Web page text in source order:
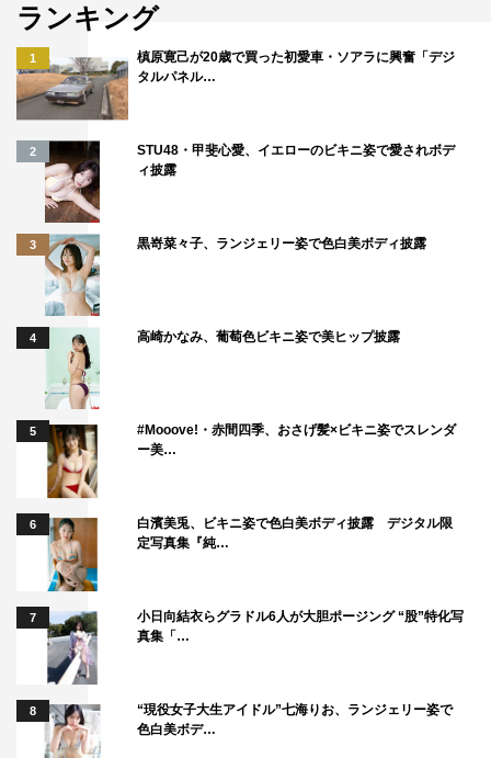
ランキング
1
槙原寛己が20歳で買った初愛車・ソアラに興奮「デジ
タルパネル…
2
STU48・甲斐心愛、イエローのビキニ姿で愛されボデ
ィ披露
3 黒嵜菜々子、ランジェリー姿で色白美ボディ披露
4 高崎かなみ、葡萄色ビキニ姿で美ヒップ披露
5
#Mooove!・赤間四季、おさげ髪×ビキニ姿でスレンダ
ー美…
6
白濱美兎、ビキニ姿で色白美ボディ披露 デジタル限
定写真集『純…
7
小日向結衣らグラドル6人が大胆ポージング “股”特化写
真集「…
8
“現役女子大生アイドル”七海りお、ランジェリー姿で
色白美ボデ…